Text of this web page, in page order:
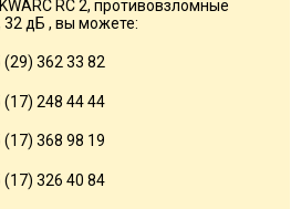
RC 2, противовзломные
32 дБ , вы можете:
(29) 362 33 82
(17) 248 44 44
(17) 368 98 19
(17) 326 40 84